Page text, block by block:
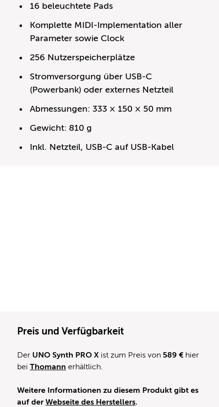
16 beleuchtete Pads
Komplette MIDI-Implementation aller
Parameter sowie Clock
256 Nutzerspeicherplätze
Stromversorgung über USB-C
(Powerbank) oder externes Netzteil
Abmessungen: 333 × 150 × 50 mm
Gewicht: 810 g
Inkl. Netzteil, USB-C auf USB-Kabel
Preis und Verfügbarkeit
Der UNO Synth PRO X ist zum Preis von 589 € hier
bei Thomann erhältlich.
Weitere Informationen zu diesem Produkt gibt es
auf der Webseite des Herstellers.